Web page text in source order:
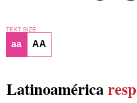
TEXT SIZE
aa AA
Latinoamérica